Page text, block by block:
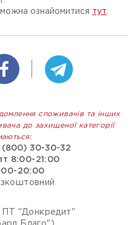
можна ознайомитися тут
споживачів та інших
до захищеної категорії
(800) 30-30-32
8:00-21:00
20:00
ПТ "Донкредит"